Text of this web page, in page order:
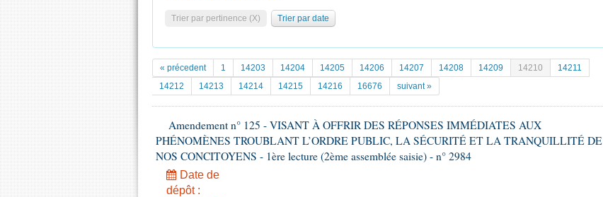
Trier par pertinence (X) Trier par date
« précedent 1 14203 14204 14205 14206 14207 14208 14209 14210
14211
14212
14213 14214 14215 14216 16676 suivant »
Amendement n° 125 - VISANT À OFFRIR DES RÉPONSES IMMÉDIATES AUX
PHÉNOMÈNES TROUBLANT L’ORDRE PUBLIC, LA SÉCURITÉ ET LA TRANQUILLITÉ DE
NOS CONCITOYENS - 1ère lecture (2ème assemblée saisie) - n° 2984
Date de
dépôt :